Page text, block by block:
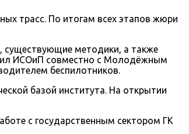
трасс. По итогам всех этапов жюри
существующие методики, а также
ИСОиП совместно с Молодёжным
беспилотников.
базой института. На открытии
с государственным сектором ГК